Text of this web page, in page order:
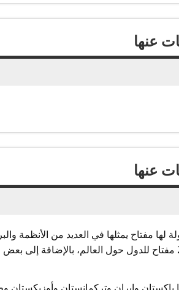
مفتاح يمثلها في العديد من الأنظمة
المختلفة. وفيما يلي، سنلقي نظرة على 212 مفتاح للدول حول العالم،